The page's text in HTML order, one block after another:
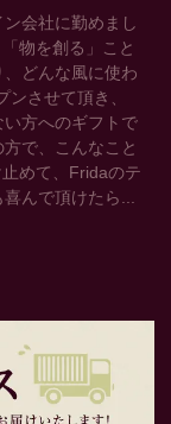
会社に勤めまし
物を創る」こと
どんな風に使わ
させて頂き、
方へのギフトで
で、こんなこと
めて、Fridaのテ
んで頂けたら...